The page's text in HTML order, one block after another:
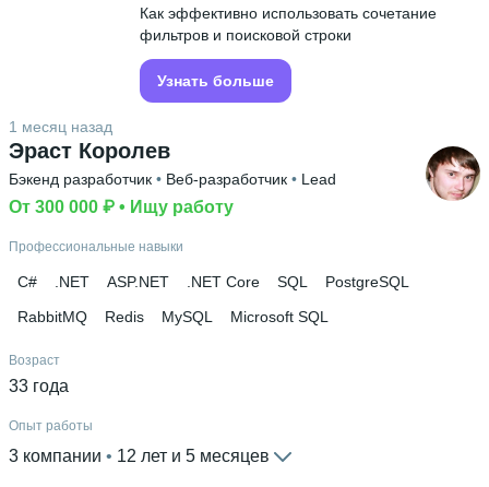
Как эффективно использовать сочетание
фильтров и поисковой строки
Узнать больше
Эраст Королев
1 месяц назад
Бэкенд разработчик • Веб-разработчик • Lead
От 300 000 ₽ • Ищу работу
Профессиональные навыки
C# .NET ASP.NET .NET Core SQL
PostgreSQL
RabbitMQ
Redis MySQL Microsoft SQL
Возраст
33 года
Опыт работы
3 компании 12 лет и 5 месяцев